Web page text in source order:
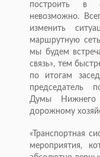
построить в
невозможно.
изменить
маршрутную
мы будем
связь», тем
по итогам
председатель
Думы Нижнего
дорожному
«Транспортная
мероприятия,